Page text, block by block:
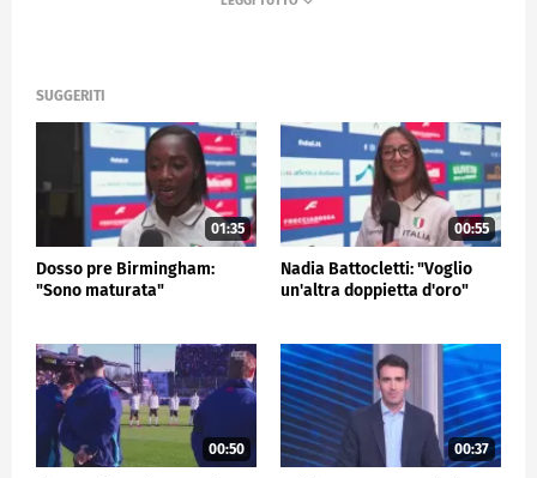
SUGGERITI
01:35
Dosso pre Birmingham:
"Sono maturata"
00:55
Nadia Battocletti: "Voglio
un'altra doppietta d'oro"
00:50 00:37